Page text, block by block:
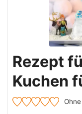
Rezept
Kuchen